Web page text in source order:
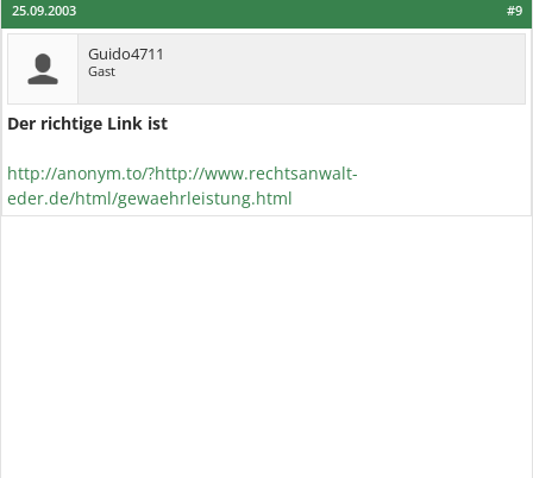
#9
25.09.2003
Guido4711
Gast
Der richtige Link ist
http://anonym.to/?http://www.rechtsanwalt-
eder.de/html/gewaehrleistung.html